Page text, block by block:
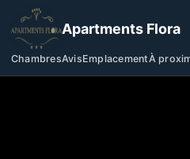
Apartments Flora
ChambresAvisEmplacementÀ